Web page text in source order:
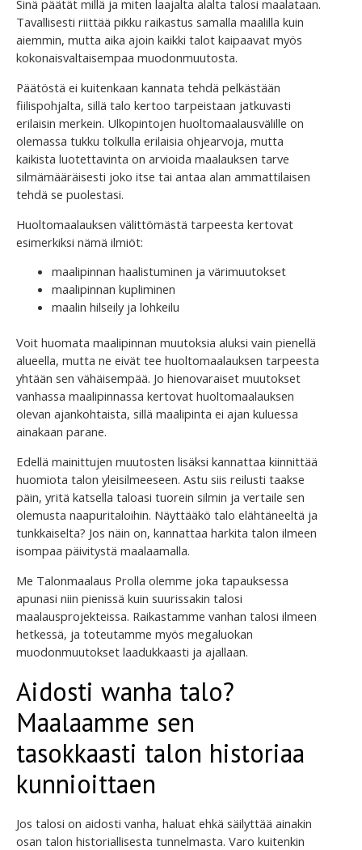
Sinä päätät millä ja miten laajalta alalta talosi maalataan.
Tavallisesti riittää pikku raikastus samalla maalilla kuin
aiemmin, mutta aika ajoin kaikki talot kaipaavat myös
kokonaisvaltaisempaa muodonmuutosta.
Päätöstä ei kuitenkaan kannata tehdä pelkästään
fiilispohjalta, sillä talo kertoo tarpeistaan jatkuvasti
erilaisin merkein. Ulkopintojen huoltomaalausvälille on
olemassa tukku tolkulla erilaisia ohjearvoja, mutta
kaikista luotettavinta on arvioida maalauksen tarve
silmämääräisesti joko itse tai antaa alan ammattilaisen
tehdä se puolestasi.
Huoltomaalauksen välittömästä tarpeesta kertovat
esimerkiksi nämä ilmiöt:
maalipinnan haalistuminen ja värimuutokset
maalipinnan kupliminen
maalin hilseily ja lohkeilu
Voit huomata maalipinnan muutoksia aluksi vain pienellä
alueella, mutta ne eivät tee huoltomaalauksen tarpeesta
yhtään sen vähäisempää. Jo hienovaraiset muutokset
vanhassa maalipinnassa kertovat huoltomaalauksen
olevan ajankohtaista, sillä maalipinta ei ajan kuluessa
ainakaan parane.
Edellä mainittujen muutosten lisäksi kannattaa kiinnittää
huomiota talon yleisilmeeseen. Astu siis reilusti taakse
päin, yritä katsella taloasi tuorein silmin ja vertaile sen
olemusta naapuritaloihin. Näyttääkö talo elähtäneeltä ja
tunkkaiselta? Jos näin on, kannattaa harkita talon ilmeen
isompaa päivitystä maalaamalla.
Me Talonmaalaus Prolla olemme joka tapauksessa
apunasi niin pienissä kuin suurissakin talosi
maalausprojekteissa. Raikastamme vanhan talosi ilmeen
hetkessä, ja toteutamme myös megaluokan
muodonmuutokset laadukkaasti ja ajallaan.
Aidosti wanha talo?
Maalaamme sen
tasokkaasti talon historiaa
kunnioittaen
Jos talosi on aidosti vanha, haluat ehkä säilyttää ainakin
osan talon historiallisesta tunnelmasta. Varo kuitenkin